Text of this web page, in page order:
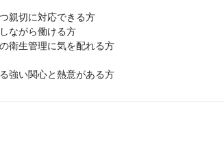
親切に対応できる方
ながら働ける方
衛生管理に気を配れる方
強い関心と熱意がある方